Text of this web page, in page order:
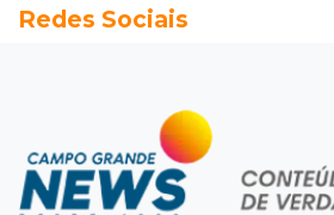
Artesanato de MS entra em
Atenção
Eventos interditam ruas de
nesta sexta-feira
Redes Sociais